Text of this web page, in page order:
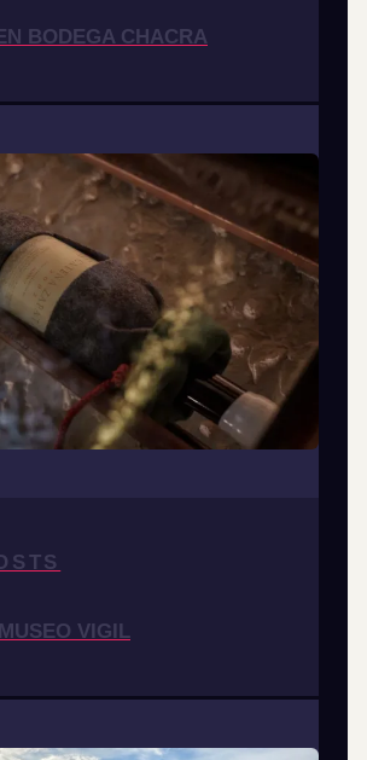
BODEGA CHACRA
VIGIL